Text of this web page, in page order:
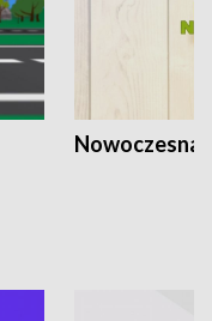
Nowoczesna